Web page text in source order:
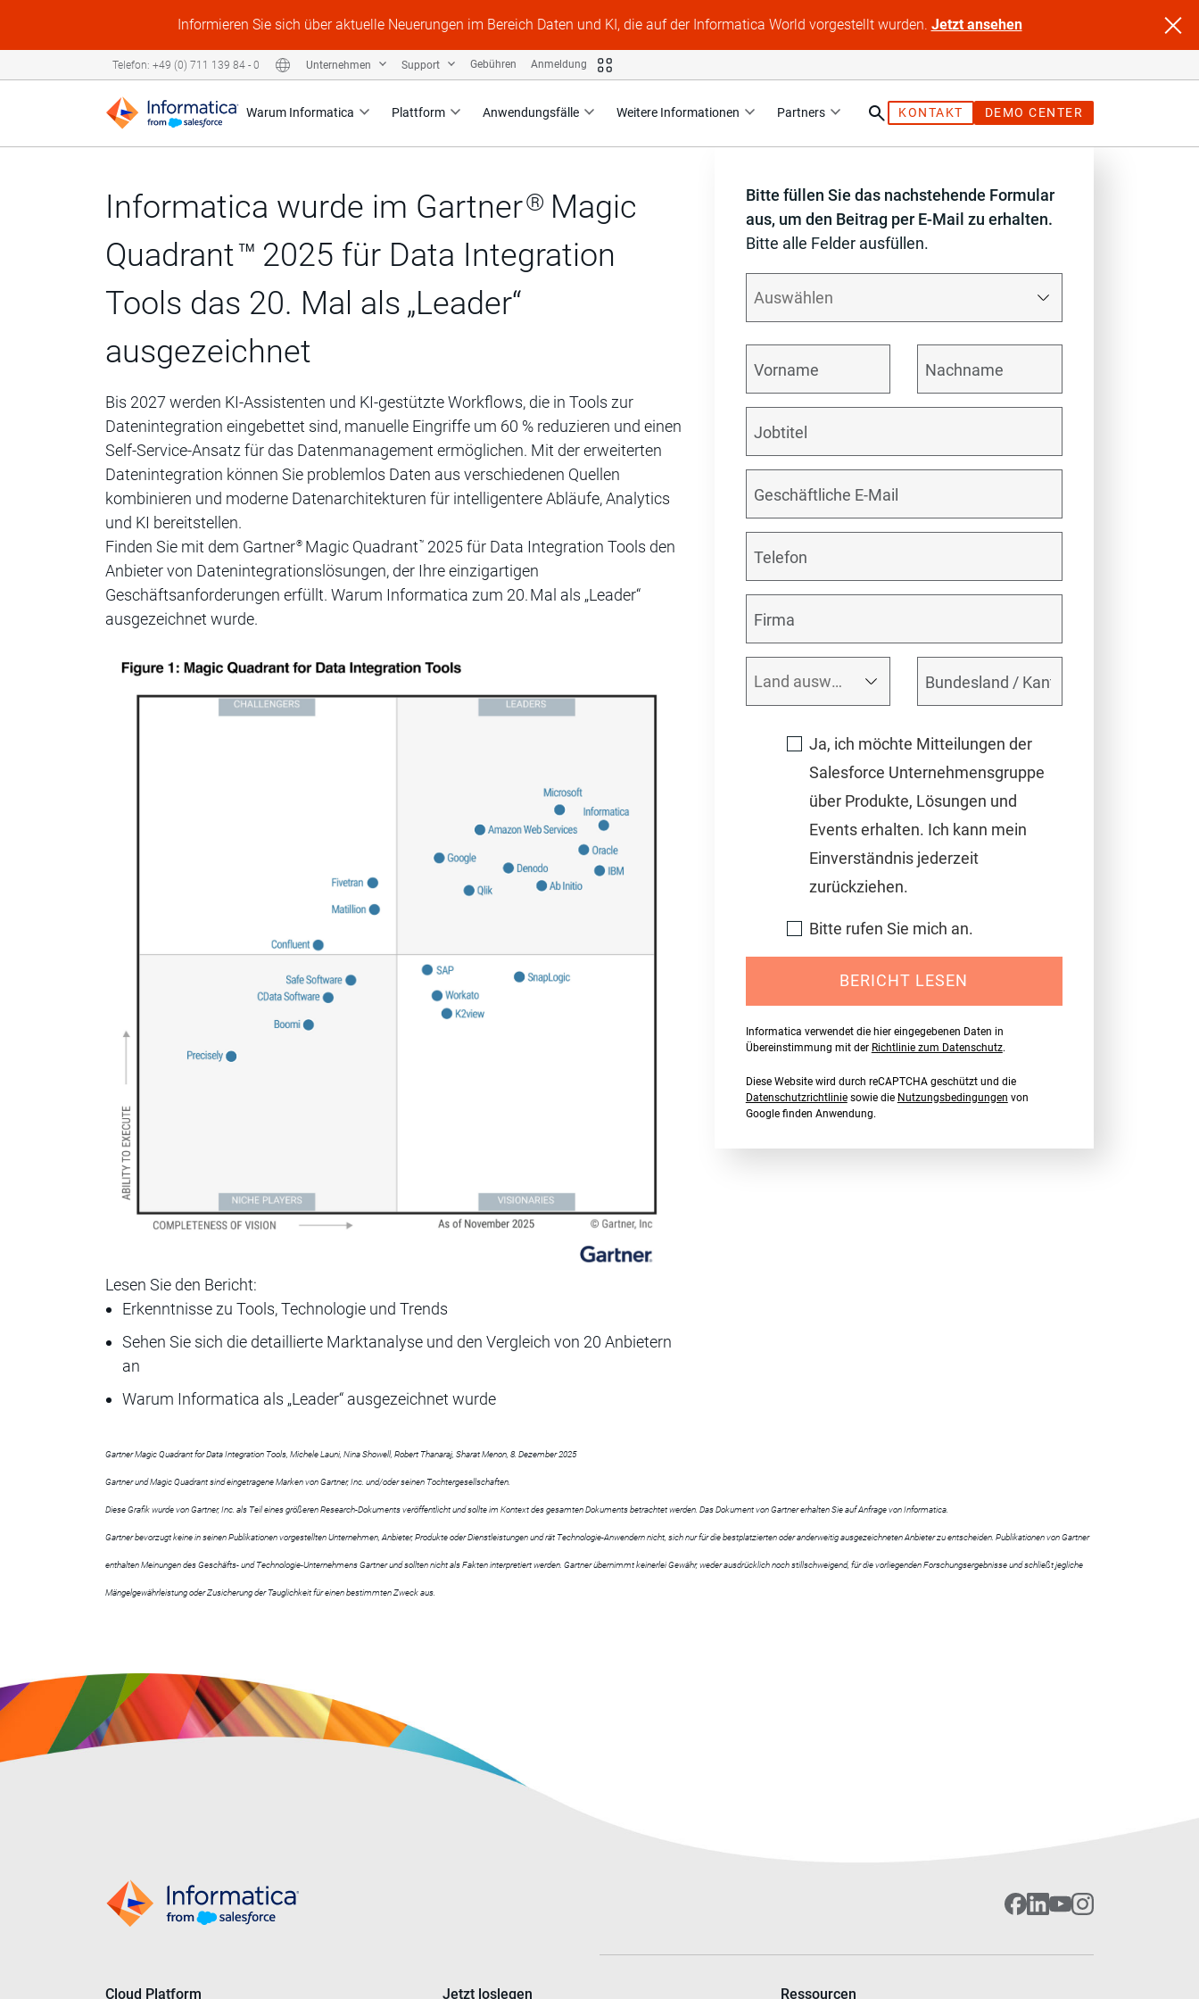
Informieren Sie sich über aktuelle Neuerungen im Bereich Daten und KI, die auf der Informatica World vorgestellt wurden. Jetzt ansehen
Warum Informatica Plattform Anwendungsfälle Weitere Informationen Partners KONTAKT DEMO CENTER
Telefon: +49 (0) 711 139 84 - 0 Unternehmen Support Gebühren Anmeldung
Informatica wurde im Gartner®Magic
Quadrant™ 2025 für Data Integration
Tools das 20. Mal als „Leader“
ausgezeichnet
Bis 2027 werden KI-Assistenten und KI-gestützte Workflows, die in Tools zur
Datenintegration eingebettet sind, manuelle Eingriffe um 60 % reduzieren und einen
Self-Service-Ansatz für das Datenmanagement ermöglichen. Mit der erweiterten
Datenintegration können Sie problemlos Daten aus verschiedenen Quellen
kombinieren und moderne Datenarchitekturen für intelligentere Abläufe, Analytics
und KI bereitstellen.
Finden Sie mit dem Gartner®Magic Quadrant ™ 2025 für Data Integration Tools den
Anbieter von Datenintegrationslösungen, der Ihre einzigartigen
Geschäftsanforderungen erfüllt. Warum Informatica zum 20.Mal als „Leader“
ausgezeichnet wurde.
Lesen Sie den Bericht:
Erkenntnisse zu Tools, Technologie und Trends
Sehen Sie sich die detaillierte Marktanalyse und den Vergleich von 20 Anbietern
an
Warum Informatica als „Leader“ ausgezeichnet wurde
Bitte füllen Sie das nachstehende Formular
aus, um den Beitrag per E-Mail zu erhalten.
Bitte alle Felder ausfüllen.
Ja, ich möchte Mitteilungen der
Salesforce Unternehmensgruppe
über Produkte, Lösungen und
Events erhalten. Ich kann mein
Einverständnis jederzeit
zurückziehen.
Bitte rufen Sie mich an.
BERICHT LESEN
Informatica verwendet die hier eingegebenen Daten in
Übereinstimmung mit der Richtlinie zum Datenschutz.
Diese Website wird durch reCAPTCHA geschützt und die
Datenschutzrichtliniesowie die Nutzungsbedingungen von
Google finden Anwendung.
Gartner Magic Quadrant for Data Integration Tools, Michele Launi, Nina Showell, Robert Thanaraj, Sharat Menon, 8. Dezember 2025
Gartner und Magic Quadrant sind eingetragene Marken von Gartner, Inc. und/oder seinen Tochtergesellschaften.
Diese Grafik wurde von Gartner, Inc. als Teil eines größeren Research-Dokuments veröffentlicht und sollte im Kontext des gesamten Dokuments betrachtet werden. Das Dokument von Gartner erhalten Sie auf Anfrage von Informatica.
Gartner bevorzugt keine in seinen Publikationen vorgestellten Unternehmen, Anbieter, Produkte oder Dienstleistungen und rät Technologie-Anwendern nicht, sich nur für die bestplatzierten oder anderweitig ausgezeichneten Anbieter zu entscheiden. Publikationen von Gartner
enthalten Meinungen des Geschäfts- und Technologie-Unternehmens Gartner und sollten nicht als Fakten interpretiert werden. Gartner übernimmt keinerlei Gewähr, weder ausdrücklich noch stillschweigend, für die vorliegenden Forschungsergebnisse und schließt jegliche
Mängelgewährleistung oder Zusicherung der Tauglichkeit für einen bestimmten Zweck aus.
Cloud Platform Jetzt loslegen Ressourcen